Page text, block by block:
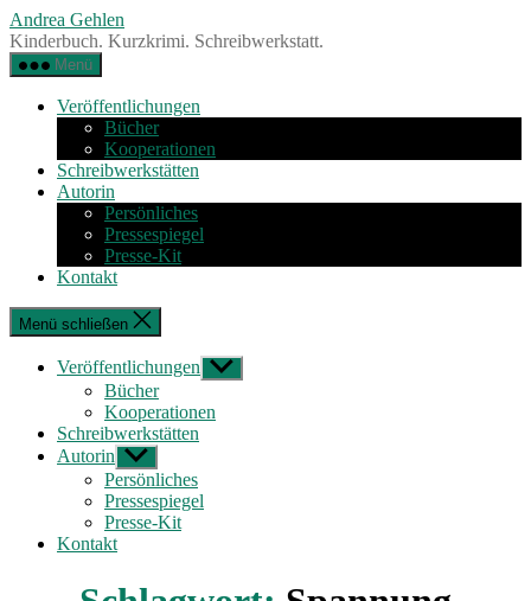
Zum
Inhalt
springen
Andrea Gehlen
Kinderbuch. Kurzkrimi. Schreibwerkstatt.
Menü
Veröffentlichungen
Bücher
Kooperationen
Schreibwerkstätten
Autorin
Persönliches
Pressespiegel
Presse-Kit
Kontakt
Menü schließen
Veröffentlichungen Untermenü
anzeigen
Bücher
Kooperationen
Schreibwerkstätten
Autorin Untermenü
anzeigen
Persönliches
Pressespiegel
Presse-Kit
Kontakt